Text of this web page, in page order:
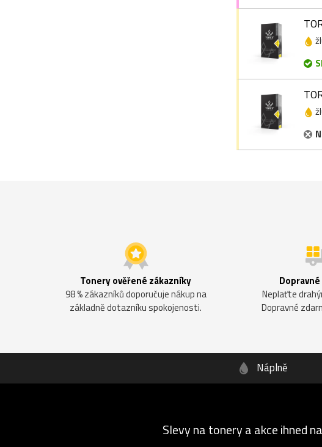
Tonery ověřené zákazníky
98 % zákazníků doporučuje nákup na
základně dotazníku spokojenosti.
Dopravné
Neplaťte
Dopravné
Náplně
Slevy na tonery a akce ihned